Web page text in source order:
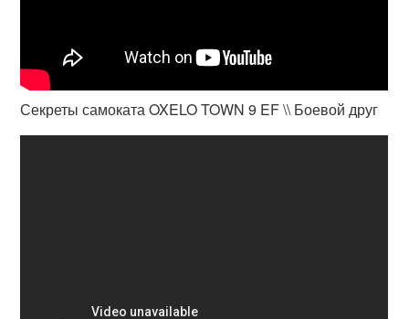
Секреты самоката OXELO TOWN 9 EF \\ Боевой друг